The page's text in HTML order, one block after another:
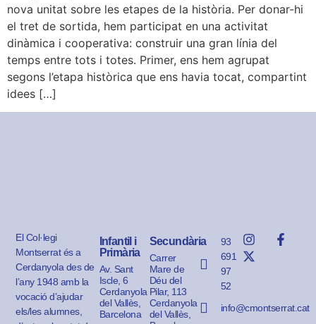
nova unitat sobre les etapes de la història. Per donar-hi
el tret de sortida, hem participat en una activitat
dinàmica i cooperativa: construir una gran línia del
temps entre tots i totes. Primer, ens hem agrupat
segons l’etapa històrica que ens havia tocat, compartint
idees […]
El Col·legi
Montserrat és a
Cerdanyola des de
l’any 1948 amb la
vocació d’ajudar
els/les alumnes,
Infantil i
Primària
Av. Sant
Iscle, 6
Cerdanyola
del Vallès,
Barcelona
Secundària
Carrer
Mare de
Déu del
Pilar, 113
Cerdanyola
del Vallès,
93
691
97
52
info@cmontserrat.cat